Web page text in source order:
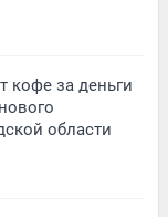
кофе за деньги
области